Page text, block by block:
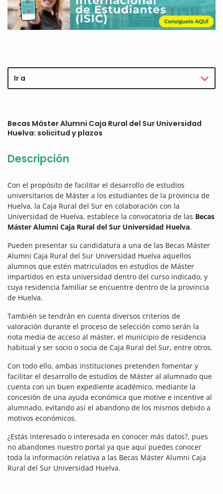
Ir a
Becas Máster Alumni Caja Rural del Sur Universidad
Huelva: solicitud y plazos
Descripción
Con el propósito de facilitar el desarrollo de estudios
universitarios de Máster a los estudiantes de la provincia de
Huelva, la Caja Rural del Sur en colaboración con la
Universidad de Huelva, establece la convocatoria de las Becas
Máster Alumni Caja Rural del Sur Universidad Huelva.
Pueden presentar su candidatura a una de las Becas Máster
Alumni Caja Rural del Sur Universidad Huelva aquellos
alumnos que estén matriculados en estudios de Máster
impartidos en esta universidad dentro del curso indicado, y
cuya residencia familiar se encuentre dentro de la provincia
de Huelva.
También se tendrán en cuenta diversos criterios de
valoración durante el proceso de selección como serán la
nota media de acceso al máster, el municipio de residencia
habitual y ser socio o socia de Caja Rural del Sur, entre otros.
Con todo ello, ambas instituciones pretenden fomentar y
facilitar el desarrollo de estudios de Máster al alumnado que
cuenta con un buen expediente académico, mediante la
concesión de una ayuda económica que motive e incentive al
alumnado, evitando así el abandono de los mismos debido a
motivos económicos.
¿Estás interesado o interesada en conocer más datos?, pues
no abandones nuestro portal ya que aquí puedes conocer
toda la información relativa a las Becas Máster Alumni Caja
Rural del Sur Universidad Huelva.